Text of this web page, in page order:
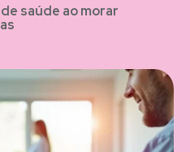
saúde ao morar